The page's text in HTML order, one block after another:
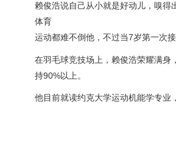
赖俊浩说自己从小就是好动儿，嗅得
体育
运动都难不倒他，不过当7岁第一次
在羽毛球竞技场上，赖俊浩荣耀满身
持90%以上。
他目前就读约克大学运动机能学专业